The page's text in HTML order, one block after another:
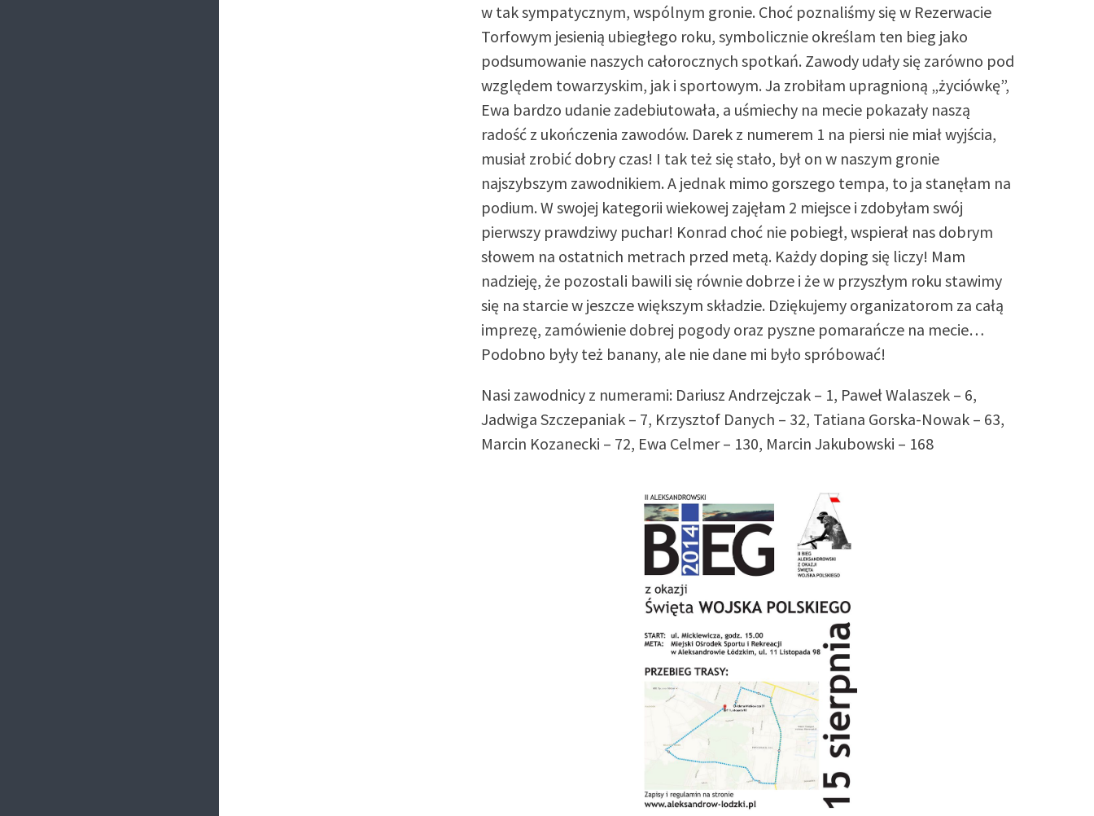
w tak sympatycznym, wspólnym gronie. Choć poznaliśmy się w Rezerwacie
Torfowym jesienią ubiegłego roku, symbolicznie określam ten bieg jako
podsumowanie naszych całorocznych spotkań. Zawody udały się zarówno pod
względem towarzyskim, jak i sportowym. Ja zrobiłam upragnioną „życiówkę”,
Ewa bardzo udanie zadebiutowała, a uśmiechy na mecie pokazały naszą
radość z ukończenia zawodów. Darek z numerem 1 na piersi nie miał wyjścia,
musiał zrobić dobry czas! I tak też się stało, był on w naszym gronie
najszybszym zawodnikiem. A jednak mimo gorszego tempa, to ja stanęłam na
podium. W swojej kategorii wiekowej zajęłam 2 miejsce i zdobyłam swój
pierwszy prawdziwy puchar! Konrad choć nie pobiegł, wspierał nas dobrym
słowem na ostatnich metrach przed metą. Każdy doping się liczy! Mam
nadzieję, że pozostali bawili się równie dobrze i że w przyszłym roku stawimy
się na starcie w jeszcze większym składzie. Dziękujemy organizatorom za całą
imprezę, zamówienie dobrej pogody oraz pyszne pomarańcze na mecie…
Podobno były też banany, ale nie dane mi było spróbować!
Nasi zawodnicy z numerami: Dariusz Andrzejczak – 1, Paweł Walaszek – 6,
Jadwiga Szczepaniak – 7, Krzysztof Danych – 32, Tatiana Gorska-Nowak – 63,
Marcin Kozanecki – 72, Ewa Celmer – 130, Marcin Jakubowski – 168